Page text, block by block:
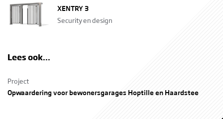
XENTRY 3
Security en design
Lees ook...
Project
Opwaardering voor bewonersgarages Hoptille en Haardstee